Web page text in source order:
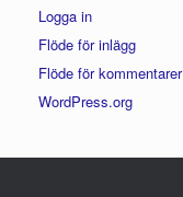
Logga in
Flöde för inlägg
Flöde för kommentarer
WordPress.org